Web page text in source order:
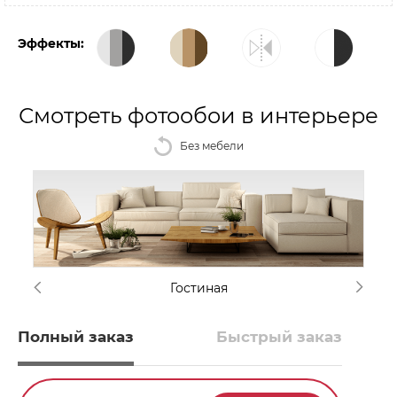
Эффекты:
Смотреть фотообои в интерьере
Без мебели
Гостиная
Полный заказ Быстрый заказ